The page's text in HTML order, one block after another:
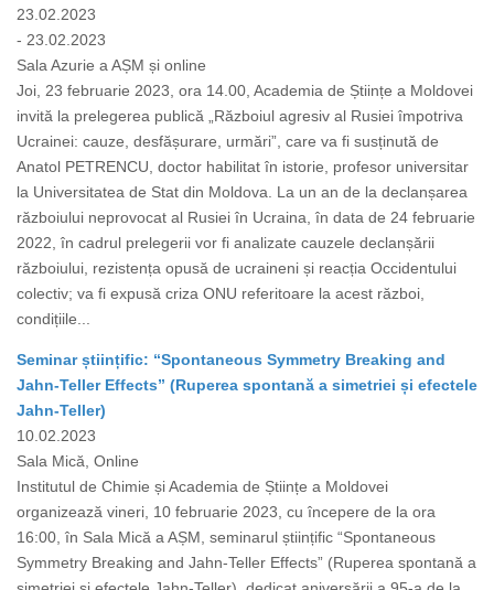
23.02.2023
- 23.02.2023
Sala Azurie a AȘM și online
Joi, 23 februarie 2023, ora 14.00, Academia de Științe a Moldovei
invită la prelegerea publică „Războiul agresiv al Rusiei împotriva
Ucrainei: cauze, desfășurare, urmări”, care va fi susținută de
Anatol PETRENCU, doctor habilitat în istorie, profesor universitar
la Universitatea de Stat din Moldova. La un an de la declanșarea
războiului neprovocat al Rusiei în Ucraina, în data de 24 februarie
2022, în cadrul prelegerii vor fi analizate cauzele declanșării
războiului, rezistența opusă de ucraineni și reacția Occidentului
colectiv; va fi expusă criza ONU referitoare la acest război,
condițiile...
Seminar științific: “Spontaneous Symmetry Breaking and
Jahn-Teller Effects” (Ruperea spontană a simetriei și efectele
Jahn-Teller)
10.02.2023
Sala Mică, Online
Institutul de Chimie și Academia de Științe a Moldovei
organizează vineri, 10 februarie 2023, cu începere de la ora
16:00, în Sala Mică a AȘM, seminarul științific “Spontaneous
Symmetry Breaking and Jahn-Teller Effects” (Ruperea spontană a